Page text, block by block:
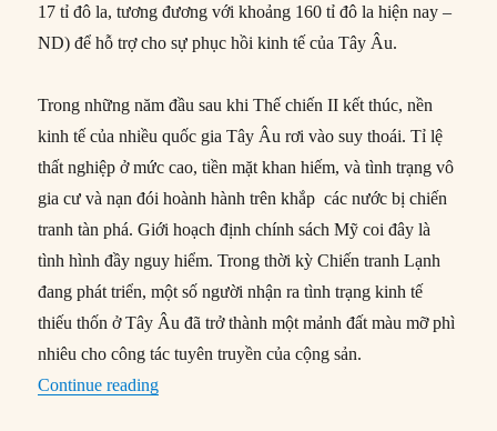
17 tỉ đô la, tương đương với khoảng 160 tỉ đô la hiện nay –
ND) để hỗ trợ cho sự phục hồi kinh tế của Tây Âu.
Trong những năm đầu sau khi Thế chiến II kết thúc, nền
kinh tế của nhiều quốc gia Tây Âu rơi vào suy thoái. Tỉ lệ
thất nghiệp ở mức cao, tiền mặt khan hiếm, và tình trạng vô
gia cư và nạn đói hoành hành trên khắp các nước bị chiến
tranh tàn phá. Giới hoạch định chính sách Mỹ coi đây là
tình hình đầy nguy hiểm. Trong thời kỳ Chiến tranh Lạnh
đang phát triển, một số người nhận ra tình trạng kinh tế
thiếu thốn ở Tây Âu đã trở thành một mảnh đất màu mỡ phì
nhiêu cho công tác tuyên truyền của cộng sản.
Continue reading“03/04/1948: Kế hoạch Marshall được thông